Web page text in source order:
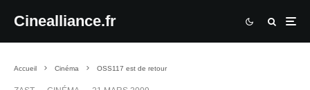
Cinealliance.fr
Accueil Cinéma OSS117 est de retour